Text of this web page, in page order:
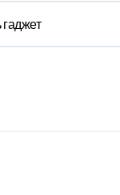
дедлайнов